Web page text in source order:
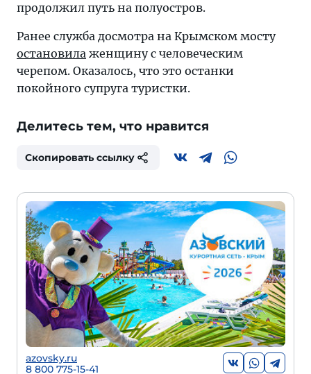
продолжил путь на полуостров.
Ранее служба досмотра на Крымском мосту
остановила женщину с человеческим
черепом. Оказалось, что это останки
покойного супруга туристки.
Делитесь тем, что нравится
Скопировать ссылку
azovsky.ru
8 800 775-15-41